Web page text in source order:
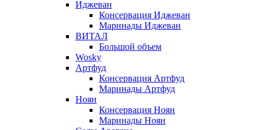
Иджеван
Консервация Иджеван
Маринады Иджеван
ВИТАЛ
Большой объем
Wosky
Артфуд
Консервация Артфуд
Маринады Артфуд
Ноян
Консервация Ноян
Маринады Ноян